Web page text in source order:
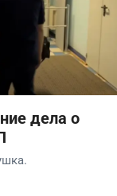
дела о